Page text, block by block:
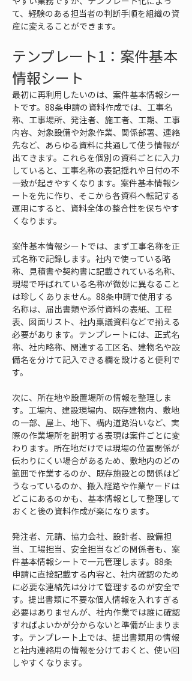
て、経験のある担当者の判断手順を組織の資
産に変えることができます。
テンプレート1：案件基本
情報シート
最初に再利用したいのは、案件基本情報シー
トです。88条申請の資料作成では、工事名
称、工事場所、発注者、施工者、工期、工事
内容、対象設備や対象作業、関係部署、連絡
先など、あらゆる資料に共通して使う情報が
出てきます。これらを個別の資料ごとに入力
していると、工事名称の表記揺れや日付の不
一致が起きやすくなります。案件基本情報シ
ートを先に作り、そこから各資料へ転記する
運用にすると、資料全体の整合性を保ちやす
くなります。
案件基本情報シートでは、まず工事名称を正
式名称で記録します。社内で使っている略
称、見積書や契約書に記載されている名称、
現場で呼ばれている名称が微妙に異なること
は珍しくありません。88条申請で使用する
名称は、届出書類や添付資料の表紙、工程
表、図面リスト、社内稟議資料などで揃える
必要があります。テンプレートには、正式名
称、社内略称、関連する工区名、建物名や設
備名を分けて記入できる欄を設けると便利で
す。
次に、所在地や設置場所の情報を整理しま
す。工場内、建設現場内、既存建物内、敷地
の一部、屋上、地下、構内道路沿いなど、実
際の作業場所を説明する表現は案件ごとに変
わります。所在地だけでは現場の位置関係が
伝わりにくい場合があるため、敷地内のどの
範囲で作業するのか、既存施設との関係はど
うなっているのか、搬入経路や作業ヤードは
どこにあるのかも、基本情報として整理して
おくと後の資料作成が楽になります。
発注者、元請、協力会社、設計者、設備担
当、工場担当、安全担当などの関係者も、案
件基本情報シートで一元管理します。88条
申請に直接記載する内容と、社内確認のため
に必要な連絡先は分けて管理するのが安全で
す。提出書類に不要な個人情報を入れすぎる
必要はありませんが、社内作業では誰に確認
すればよいかが分からないと準備が止まりま
す。テンプレート上では、提出書類用の情報
と社内連絡用の情報を分けておくと、使い回
しやすくなります。